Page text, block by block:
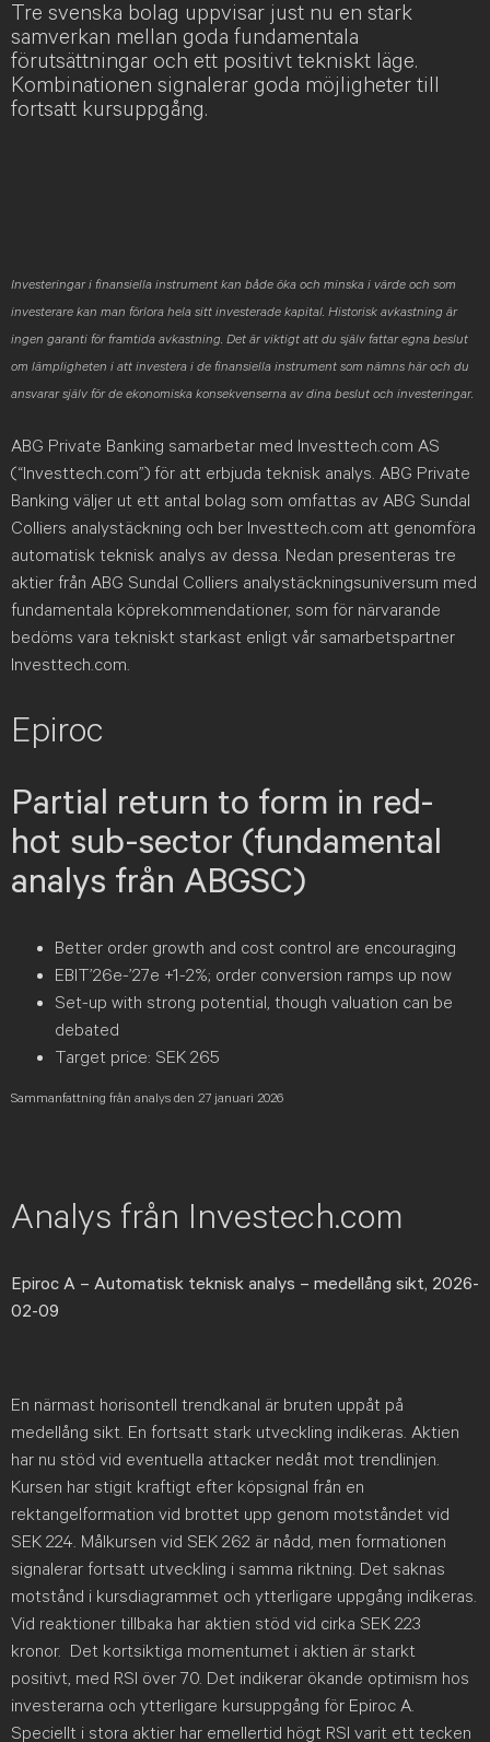
Tre svenska bolag uppvisar just nu en stark
samverkan mellan goda fundamentala
förutsättningar och ett positivt tekniskt läge.
Kombinationen signalerar goda möjligheter till
fortsatt kursuppgång.
Investeringar i finansiella instrument kan både öka och minska i värde och som
investerare kan man förlora hela sitt investerade kapital. Historisk avkastning är
ingen garanti för framtida avkastning. Det är viktigt att du själv fattar egna beslut
om lämpligheten i att investera i de finansiella instrument som nämns här och du
ansvarar själv för de ekonomiska konsekvenserna av dina beslut och investeringar.
ABG Private Banking samarbetar med Investtech.com AS
(“Investtech.com”) för att erbjuda teknisk analys. ABG Private
Banking väljer ut ett antal bolag som omfattas av ABG Sundal
Colliers analystäckning och ber Investtech.com att genomföra
automatisk teknisk analys av dessa. Nedan presenteras tre
aktier från ABG Sundal Colliers analystäckningsuniversum med
fundamentala köprekommendationer, som för närvarande
bedöms vara tekniskt starkast enligt vår samarbetspartner
Investtech.com.
Epiroc
Partial return to form in red-
hot sub-sector (fundamental
analys från ABGSC)
Better order growth and cost control are encouraging
EBIT’26e-’27e +1-2%; order conversion ramps up now
Set-up with strong potential, though valuation can be
debated
Target price: SEK 265
Sammanfattning från analys den 27 januari 2026
Analys från Investech.com
Epiroc A – Automatisk teknisk analys – medellång sikt, 2026-
02-09
En närmast horisontell trendkanal är bruten uppåt på
medellång sikt. En fortsatt stark utveckling indikeras. Aktien
har nu stöd vid eventuella attacker nedåt mot trendlinjen.
Kursen har stigit kraftigt efter köpsignal från en
rektangelformation vid brottet upp genom motståndet vid
SEK 224. Målkursen vid SEK 262 är nådd, men formationen
signalerar fortsatt utveckling i samma riktning. Det saknas
motstånd i kursdiagrammet och ytterligare uppgång indikeras.
Vid reaktioner tillbaka har aktien stöd vid cirka SEK 223
kronor. Det kortsiktiga momentumet i aktien är starkt
positivt, med RSI över 70. Det indikerar ökande optimism hos
investerarna och ytterligare kursuppgång för Epiroc A.
Speciellt i stora aktier har emellertid högt RSI varit ett tecken